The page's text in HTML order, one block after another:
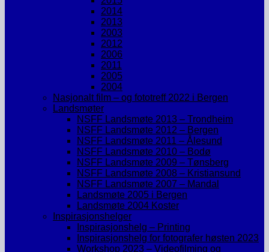
2014
2013
2003
2012
2006
2011
2005
2004
Nasjonalt film – og fototreff 2022 i Bergen
Landsmøter
NSFF Landsmøte 2013 – Trondheim
NSFF Landsmøte 2012 – Bergen
NSFF Landsmøte 2011 – Ålesund
NSFF Landsmøte 2010 – Bodø
NSFF Landsmøte 2009 – Tønsberg
NSFF Landsmøte 2008 – Kristiansund
NSFF Landsmøte 2007 – Mandal
Landsmøte 2005 i Bergen
Landsmøte 2004 Koster
Inspirasjonshelger
Inspirasjonshelg – Printing
Inspirasjonshelg for fotografer høsten 2023
Workshop 2023 – Videofilming og